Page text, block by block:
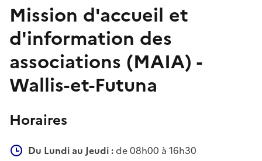
Mission d'accueil et
d'information des
associations (MAIA) -
Wallis-et-Futuna
Horaires
Du Lundi au Jeudi :de 08h00 à 16h30